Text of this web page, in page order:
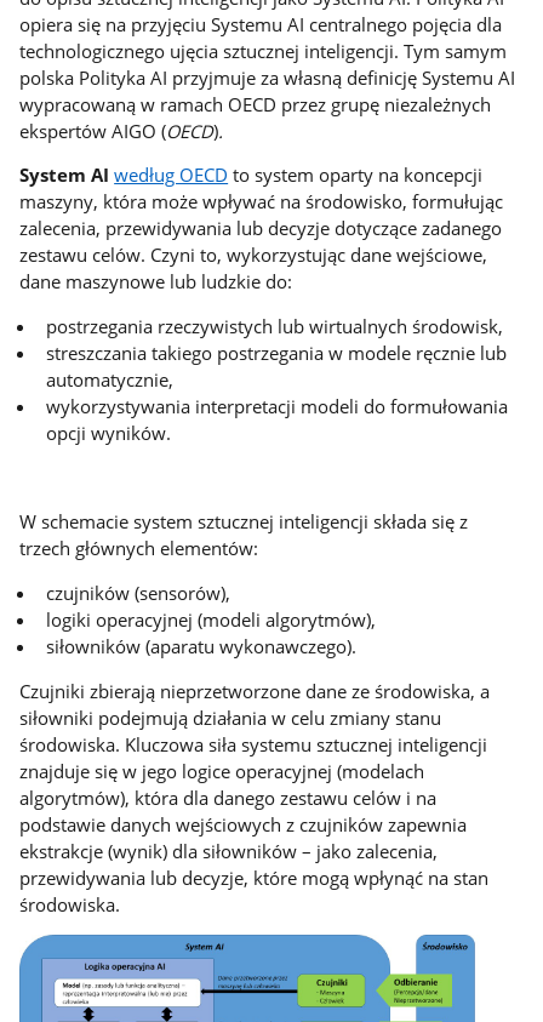
opiera się na przyjęciu Systemu AI centralnego pojęcia dla
technologicznego ujęcia sztucznej inteligencji. Tym samym
polska Polityka AI przyjmuje za własną definicję Systemu AI
wypracowaną w ramach OECD przez grupę niezależnych
ekspertów AIGO (OECD).
System AI według OECD to system oparty na koncepcji
maszyny, która może wpływać na środowisko, formułując
zalecenia, przewidywania lub decyzje dotyczące zadanego
zestawu celów. Czyni to, wykorzystując dane wejściowe,
dane maszynowe lub ludzkie do:
postrzegania rzeczywistych lub wirtualnych środowisk,
streszczania takiego postrzegania w modele ręcznie lub
automatycznie,
wykorzystywania interpretacji modeli do formułowania
opcji wyników.
W schemacie system sztucznej inteligencji składa się z
trzech głównych elementów:
czujników (sensorów),
logiki operacyjnej (modeli algorytmów),
siłowników (aparatu wykonawczego).
Czujniki zbierają nieprzetworzone dane ze środowiska, a
siłowniki podejmują działania w celu zmiany stanu
środowiska. Kluczowa siła systemu sztucznej inteligencji
znajduje się w jego logice operacyjnej (modelach
algorytmów), która dla danego zestawu celów i na
podstawie danych wejściowych z czujników zapewnia
ekstrakcje (wynik) dla siłowników – jako zalecenia,
przewidywania lub decyzje, które mogą wpłynąć na stan
środowiska.